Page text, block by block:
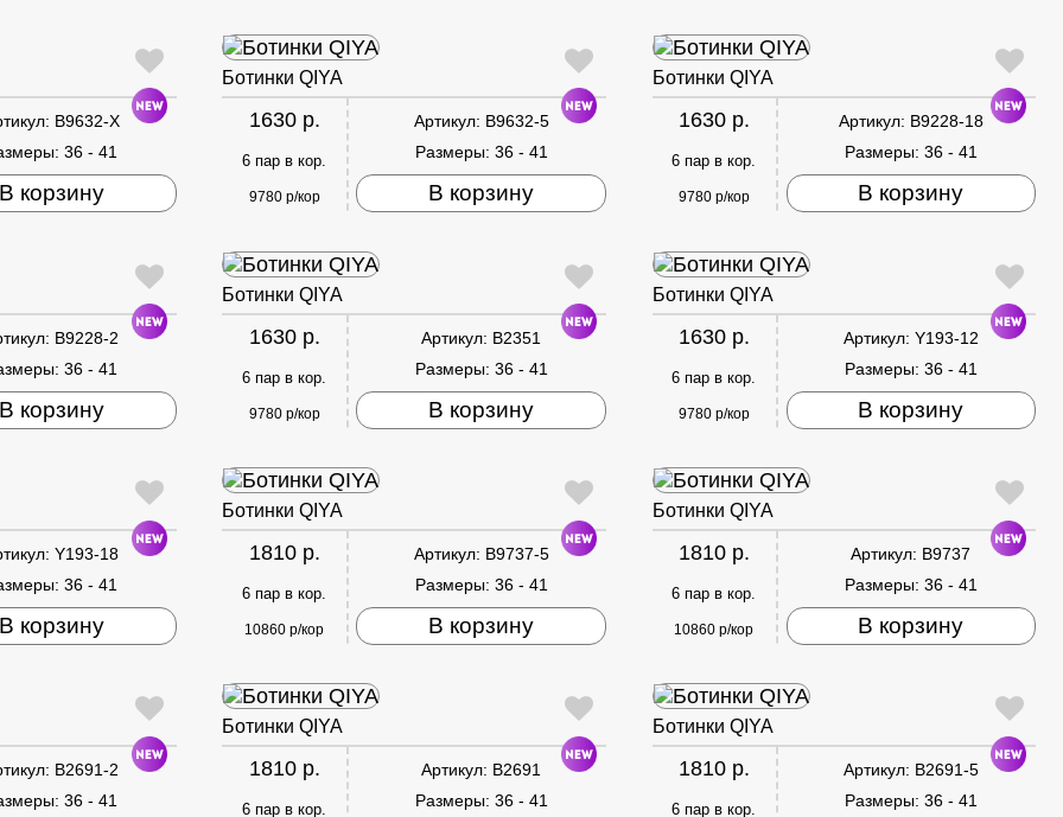
B9632-X
36 - 41
В корзину
Ботинки QIYA
1630 р.
6 пар в кор.
9780 р/кор
Артикул: B9632-5
Размеры: 36 - 41
В корзину
Ботинки QIYA
1630 р.
6 пар в кор.
9780 р/кор
Артикул: B9228-18
Размеры: 36 - 41
В корзину
B9228-2
36 - 41
В корзину
Ботинки QIYA
1630 р.
6 пар в кор.
9780 р/кор
Артикул: B2351
Размеры: 36 - 41
В корзину
Ботинки QIYA
1630 р.
6 пар в кор.
9780 р/кор
Артикул: Y193-12
Размеры: 36 - 41
В корзину
Y193-18
36 - 41
В корзину
Ботинки QIYA
1810 р.
6 пар в кор.
10860 р/кор
Артикул: B9737-5
Размеры: 36 - 41
В корзину
Ботинки QIYA
1810 р.
6 пар в кор.
10860 р/кор
Артикул: B9737
Размеры: 36 - 41
В корзину
B2691-2
36 - 41
Ботинки QIYA
1810 р.
6 пар в кор.
Артикул: B2691
Размеры: 36 - 41
Ботинки QIYA
1810 р.
6 пар в кор.
Артикул: B2691-5
Размеры: 36 - 41